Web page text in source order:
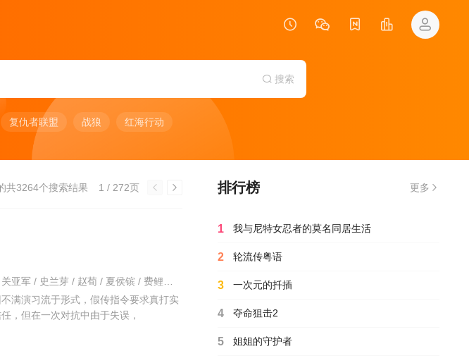
搜索
复仇者联盟 战狼 红海行动
1 / 272页
共3264个搜索结果
满演习流于形式，假传指令要求真打实
，但在一次对抗中由于失误，
排行榜 更多
1 我与尼特女忍者的莫名同居生活
2 轮流传粤语
3 一次元的扦插
4 夺命狙击2
5 姐姐的守护者